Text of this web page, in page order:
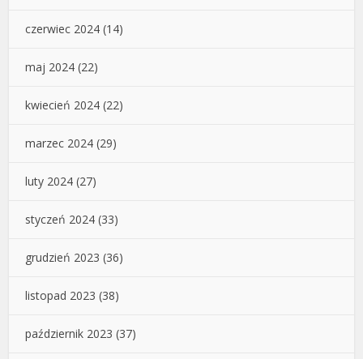
czerwiec 2024 (14)
maj 2024 (22)
kwiecień 2024 (22)
marzec 2024 (29)
luty 2024 (27)
styczeń 2024 (33)
grudzień 2023 (36)
listopad 2023 (38)
październik 2023 (37)